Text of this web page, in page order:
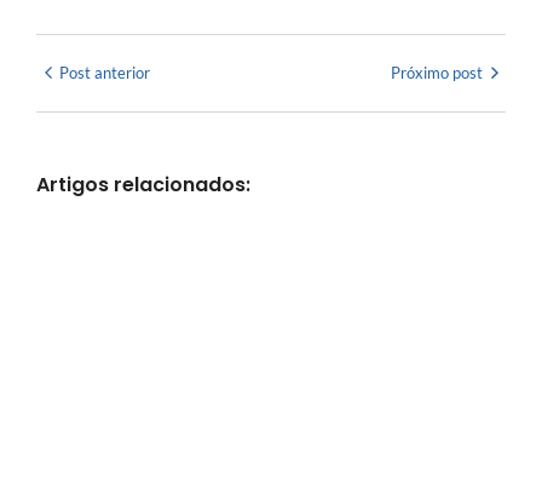
Post anterior Próximo post
Artigos relacionados: